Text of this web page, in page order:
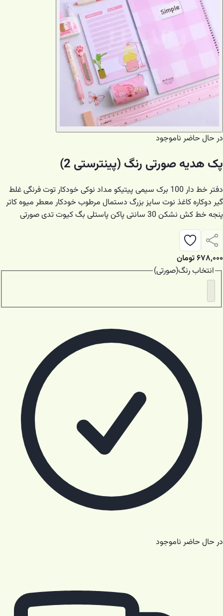
در حال حاضر ناموجود
پک هدیه صورتی رنگ (پینترستی 2)
دفتر خط دار 100 برک سیمی پیتیکو مداد نوکی خودکار توت فرنگی غلط
گیر دوکاره کاغذ نوت سایز بزرگ دستمال مرطوب خودکار معطر میوه کاتر
پنجه خط کش نشکن 30 سانتی پاکن پاستلی بگ کیوت تدی صورتی
۶۷۸٬۰۰۰تومان
انتخابرنگ(صورتی)
در حال حاضر ناموجود